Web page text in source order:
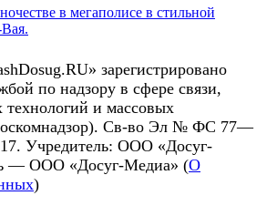
в мегаполисе в стильной
зарегистрировано
по надзору в сфере связи,
и массовых
Св-во Эл № ФС 77—
Учредитель: ООО «Досуг-
— ООО «Досуг-Медиа» (О
)